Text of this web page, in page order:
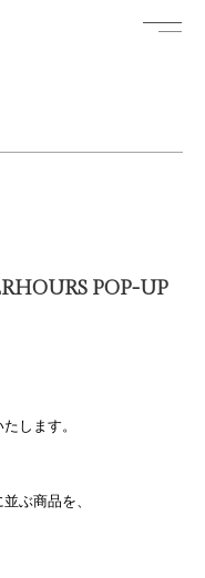
POP-UP
します。
ぶ商品を、